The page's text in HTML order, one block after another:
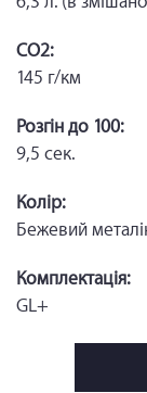
CO2:
145 г/км
Розгін до 100:
9,5 сек.
Колір:
Бежевий
Комплектація:
GL+